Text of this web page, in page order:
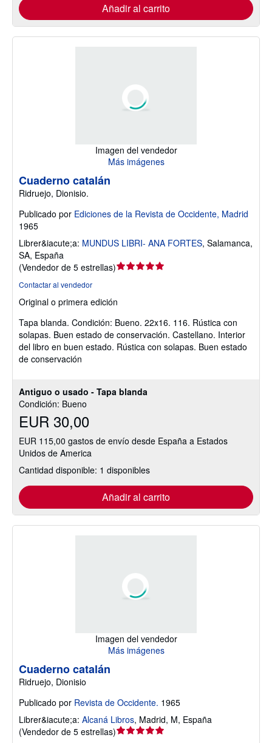
Añadir al carrito
Imagen del vendedor
Más imágenes
Antiguo o usado - Tapa blanda
Condición: Bueno
EUR 30,00
EUR 115,00 gastos de envío desde España a Estados
Unidos de America
Cantidad disponible: 1 disponibles
Añadir al carrito
Cuaderno catalán
Ridruejo, Dionisio.
Publicado por Ediciones de la Revista de Occidente, Madrid
1965
Librer&iacute;a: MUNDUS LIBRI- ANA FORTES, Salamanca,
SA, España
(Vendedor de 5 estrellas)Calificación
5
5
estrellas
Contactar al vendedor
Original o primera edición
Tapa blanda. Condición: Bueno. 22x16. 116. Rústica con
solapas. Buen estado de conservación. Castellano. Interior
del libro en buen estado. Rústica con solapas. Buen estado
de conservación
Imagen del vendedor
Más imágenes
Cuaderno catalán
Ridruejo, Dionisio
Publicado por Revista de Occidente. 1965
Librer&iacute;a: Alcaná Libros, Madrid, M, España
(Vendedor de 5 estrellas)Calificación